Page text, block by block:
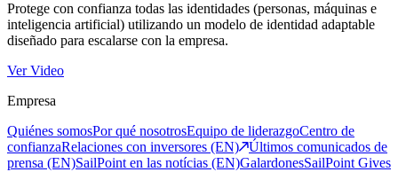
Protege con confianza todas las identidades (personas, máquinas e
inteligencia artificial) utilizando un modelo de identidad adaptable
diseñado para escalarse con la empresa.
Ver Video
Empresa
Quiénes somosPor qué nosotrosEquipo de liderazgoCentro de
confianzaRelaciones con inversores (EN)
Últimos comunicados de
prensa (EN)SailPoint en las notícias (EN)GalardonesSailPoint Gives